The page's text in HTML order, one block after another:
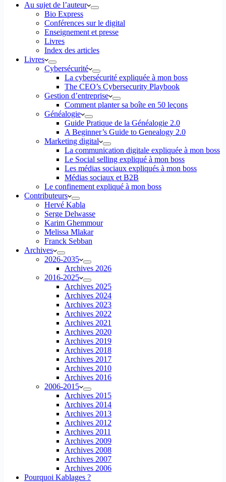
Au sujet de l’auteur
Bio Express
Conférences sur le digital
Enseignement et presse
Livres
Index des articles
Livres
Cybersécurité
La cybersécurité expliquée à mon boss
The CEO’s Cybersecurity Playbook
Gestion d’entreprise
Comment planter sa boîte en 50 leçons
Généalogie
Guide Pratique de la Généalogie 2.0
A Beginner’s Guide to Genealogy 2.0
Marketing digital
La communication digitale expliquée à mon boss
Le Social selling expliqué à mon boss
Les médias sociaux expliqués à mon boss
Médias sociaux et B2B
Le confinement expliqué à mon boss
Contributeurs
Hervé Kabla
Serge Delwasse
Karim Ghemmour
Melissa Mlakar
Franck Sebban
Archives
2026-2035
Archives 2026
2016-2025
Archives 2025
Archives 2024
Archives 2023
Archives 2022
Archives 2021
Archives 2020
Archives 2019
Archives 2018
Archives 2017
Archives 2010
Archives 2016
2006-2015
Archives 2015
Archives 2014
Archives 2013
Archives 2012
Archives 2011
Archives 2009
Archives 2008
Archives 2007
Archives 2006
Pourquoi Kablages ?